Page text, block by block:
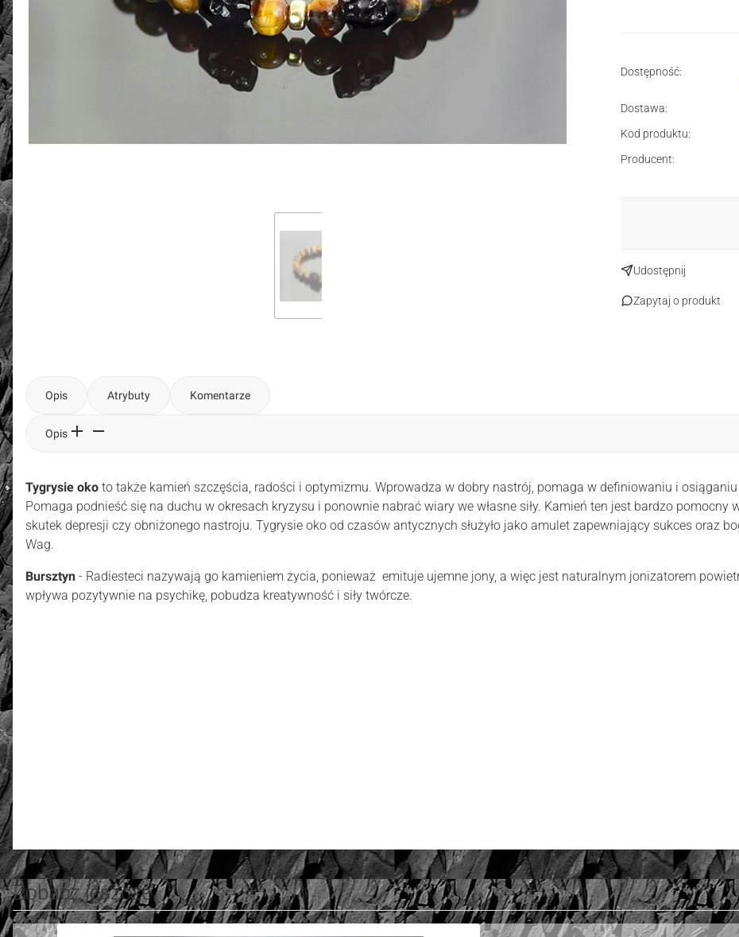
Dostępność:
Dostawa:
Kod produktu:
Producent:
Udostępnij
Zapytaj o produkt
Opis Atrybuty Komentarze
Opis
Tygrysie oko to także kamień szczęścia, radości i optymizmu. Wprowadza w dobry nastrój, pomaga w definiowaniu i
Pomaga podnieść się na duchu w okresach kryzysu i ponownie nabrać wiary we własne siły. Kamień ten jest bardzo pomocny
skutek depresji czy obniżonego nastroju. Tygrysie oko od czasów antycznych służyło jako amulet zapewniający sukces oraz
Wag.
Bursztyn - Radiesteci nazywają go kamieniem życia, ponieważ emituje ujemne jony, a więc jest naturalnym jonizatorem
wpływa pozytywnie na psychikę, pobudza kreatywność i siły twórcze.
Zobacz jeszcze